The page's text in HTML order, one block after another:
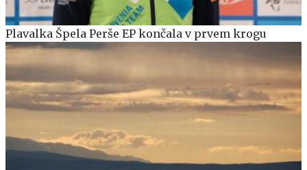
Plavalka Špela Perše EP končala v prvem krogu